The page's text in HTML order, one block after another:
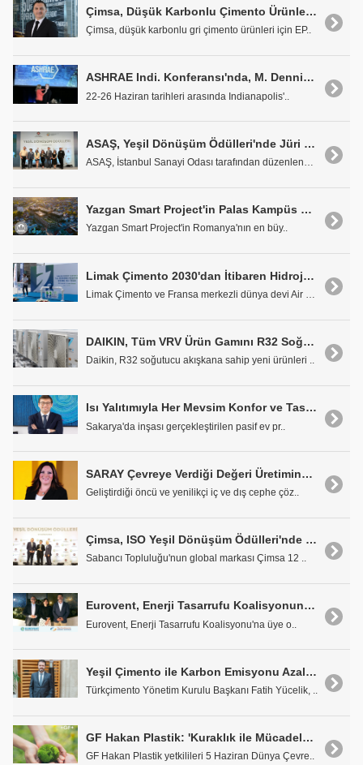
Çimsa, Düşük Karbonlu Çimento Ürünlerine EPD Belgelerini Aldı
Çimsa, düşük karbonlu gri çimento ürünleri için EP..
ASHRAE Indi. Konferansı'nda, M. Dennis Knight Başkanlık Rozetini Taktı
22-26 Haziran tarihleri arasında Indianapolis'..
ASAŞ, Yeşil Dönüşüm Ödülleri'nde Jüri Özel Ödülü'ne Layık Görüldü
ASAŞ, İstanbul Sanayi Odası tarafından düzenlenen ..
Yazgan Smart Project'in Palas Kampüs Projesine LEED Platin
Yazgan Smart Project'in Romanya'nın en büy..
Limak Çimento 2030'dan İtibaren Hidrojen İçerikli Karbon-Nötr Yakıt Kullanacak
DAIKIN, Tüm VRV Ürün Gamını R32 Soğutucu Akışkanlı Hale Getiriyor
Daikin, R32 soğutucu akışkana sahip yeni ürünleri ..
Isı Yalıtımıyla Her Mevsim Konfor ve Tasarruf Sağlanabilir
Sakarya'da inşası gerçekleştirilen pasif ev pr..
SARAY Çevreye Verdiği Değeri Üretimine Yansıtıyor
Geliştirdiği öncü ve yenilikçi iç ve dış cephe çöz..
Çimsa, ISO Yeşil Dönüşüm Ödülleri'nde "Sürdürülebilirlik Yönetimi" Ödülü Aldı
Sabancı Topluluğu'nun global markası Çimsa 12 ..
Eurovent, Enerji Tasarrufu Koalisyonuna Katıldı
Eurovent, Enerji Tasarrufu Koalisyonu'na üye o..
Yeşil Çimento ile Karbon Emisyonu Azalacak
Türkçimento Yönetim Kurulu Başkanı Fatih Yücelik, ..
GF Hakan Plastik: 'Kuraklık ile Mücadelede Su Yönetimi Zorunluluk.'
GF Hakan Plastik yetkilileri 5 Haziran Dünya Çevre..